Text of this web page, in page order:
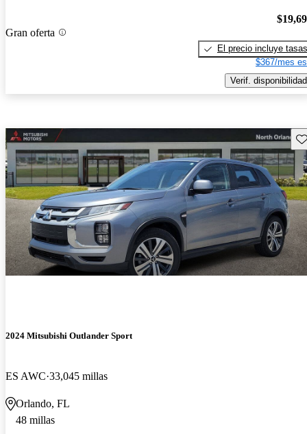
Gran oferta
El precio incluye tasas
$367/mes
Verif. disponibilidad
2024 Mitsubishi Outlander Sport
ES AWC 33,045 millas
Orlando, FL
48 millas